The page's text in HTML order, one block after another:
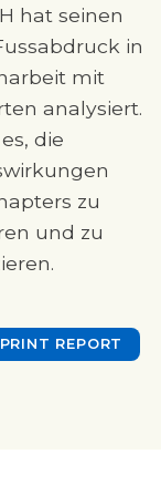
hat seinen
in
mit
analysiert.
die
zu
und zu
REPORT